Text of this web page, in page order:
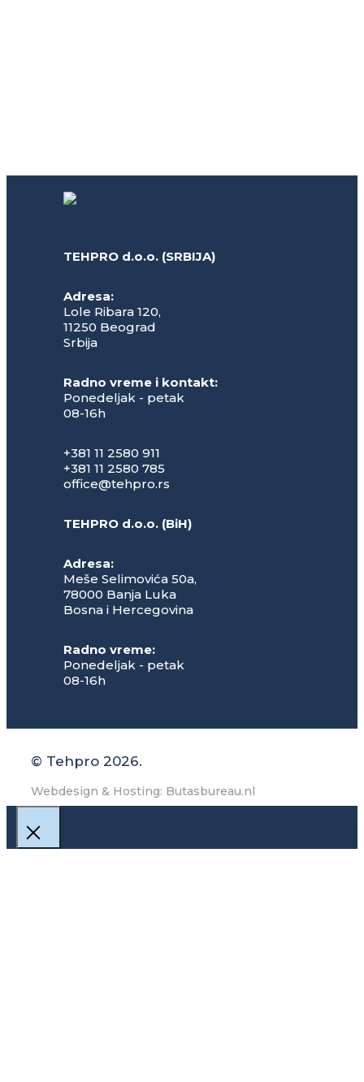
TEHPRO d.o.o. (SRBIJA)
Adresa:
Lole Ribara 120,
11250 Beograd
Srbija
Radno vreme i kontakt:
Ponedeljak - petak
08-16h
+381 11 2580 911
+381 11 2580 785
office@tehpro.rs
TEHPRO d.o.o. (BiH)
Adresa:
Meše Selimovića 50a,
78000 Banja Luka
Bosna i Hercegovina
Radno vreme:
Ponedeljak - petak
08-16h
© Tehpro 2026.
Webdesign & Hosting: Butasbureau.nl